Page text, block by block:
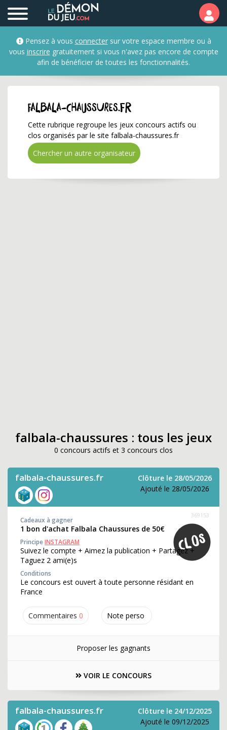
falbala-chaussures.fr
Pensez à vous connectersur votre espace membre ou à
vous inscrire gratuitement si vous n'avez pas encore de compte
afin de bénéficier de toutes les fonctionnalités.
falbala-chaussures.fr
Cette rubrique regroupe les jeux concours actifs ou
clos organisés par le site falbala-chaussures.fr
Chercher un autre organisateur
falbala-chaussures : tous les jeux
0 concours actifs et 3 concours clos
falbala-chaussures.fr
Clôture le 28/05/2026
Ajouté le 28/05/2026
Commentaires 0 Note perso
369153
Cadeaux à gagner
1 bon d'achat Falbala Chaussures de 50€
PrincipeINSTAGRAM
Suivez le compte + Aimez la publication + Partagez +
Taguez 2 ami(e)s
Conditions
Le concours est ouvert à toute personne résidant en
France
Proposer les gagnants
VOIR LE CONCOURS
falbala-chaussures.fr
Clôture le 24/12/2025
Ajouté le 09/12/2025